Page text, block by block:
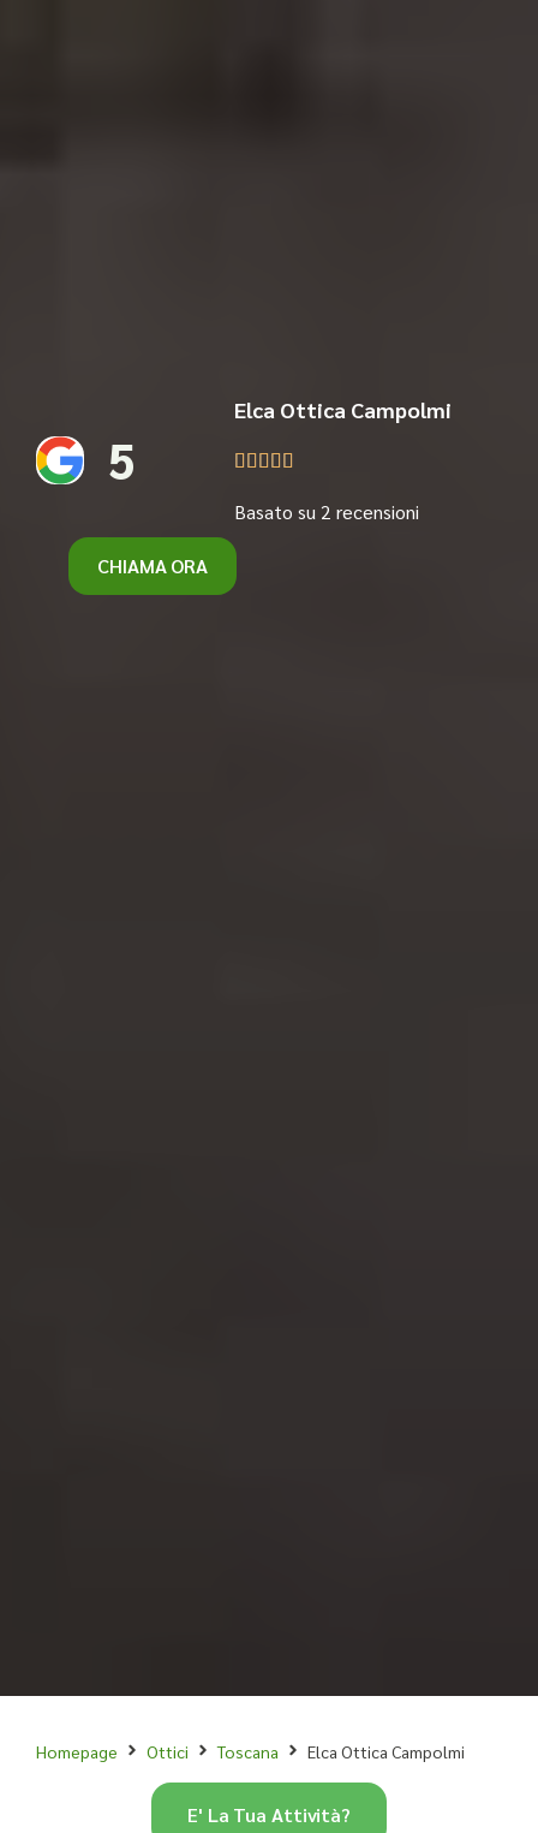
5
Elca Ottica Campolmi
    
Basato su 2 recensioni
CHIAMA ORA
Homepage Ottici Toscana Elca Ottica Campolmi
E' La Tua Attività?